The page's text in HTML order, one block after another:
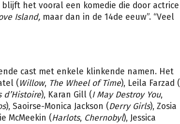
blijft het vooral een komedie die door actrice
Island, maar dan in de 14de eeuw”. “Veel
cast met enkele klinkende namen. Het
(Willow, The Wheel of Time), Leila Farzad (
d’Histoire), Karan Gill (I May Destroy You,
), Saoirse-Monica Jackson (Derry Girls), Zosia
McMeekin (Harlots, Chernobyl), Jessica